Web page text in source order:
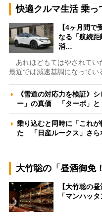
快適クルマ生活 乗っ
【4ヶ月間で
なる「航続
消…
あれほどもてはやされてい
最近では減速基調になって
《雪道の対応力を検証》
ー」の真価 「ターボ」
乗り込むと同時に「これ
た 「日産ルークス」さ
大竹聡の「昼酒御免
【大竹聡の
「マンハッ